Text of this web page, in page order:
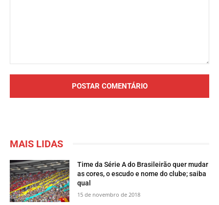
MAIS LIDAS
Time da Série A do Brasileirão quer mudar
as cores, o escudo e nome do clube; saiba
qual
15 de novembro de 2018